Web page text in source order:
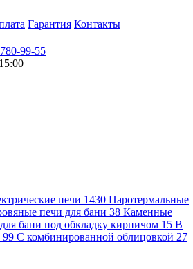
Гарантия Контакты
99-55
печи 1430 Паротермальные
печи для бани 38 Каменные
бани под обкладку кирпичом 15 В
99 С комбинированной облицовкой 27